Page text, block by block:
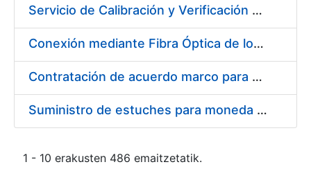
Servicio de Calibración y Verificación Externa de los Equipos de Medición del Servicio de Prevención de la FNMT-RCM
Conexión mediante Fibra Óptica de los Centros de Proceso de Datos (CPDs) de las sedes de la FNMT-RCM de Burgos y Madrid
Contratación de acuerdo marco para el Suministro de Material de Electricidad para la Fábrica Nacional de Moneda y Timbre-Real Casa de la Moneda en su centro de trabajo de Burgos
Suministro de estuches para moneda de 30 €
1 - 10 erakusten 486 emaitzetatik.